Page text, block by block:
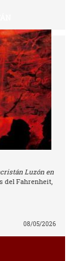
Luzón en
del Fahrenheit,
08/05/2026